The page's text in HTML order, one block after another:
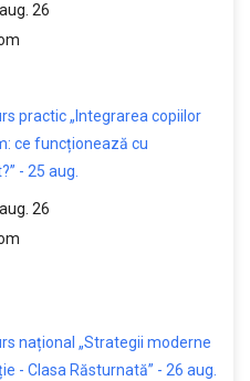
26
practic „Integrarea copiilor
ce funcționează cu
- 25 aug.
26
național „Strategii moderne
- Clasa Răsturnată” - 26 aug.